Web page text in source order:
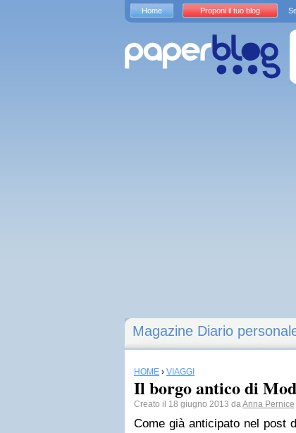
Magazine Diario
HOME › VIAGGI
Il borgo antico di
Creato il 18 giugno 2013 daAnna Pernice
Come già anticipato nel post
Home Proponi il tuo blog